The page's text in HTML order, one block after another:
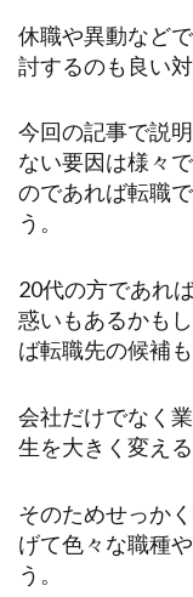
休職や異動など
討するのも良い対
今回の記事で説
ない要因は様々
のであれば転職
う。
20代の方であれ
惑いもあるかも
ば転職先の候補
会社だけでなく
生を大きく変え
そのためせっか
げて色々な職種
う。